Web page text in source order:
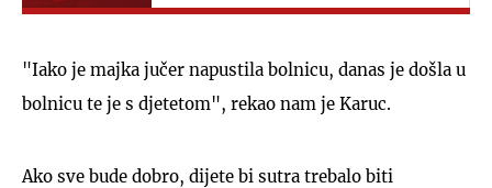
"Iako je majka jučer napustila bolnicu, danas je došla u
bolnicu te je s djetetom", rekao nam je Karuc.
Ako sve bude dobro, dijete bi sutra trebalo biti